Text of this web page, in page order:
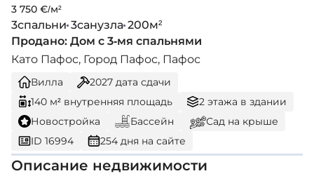
3 750 €/м²
3спальни 3санузла 200м²
Продано: Дом с 3-мя спальнями
Като Пафос, Город Пафос, Пафос
Вилла 2027 дата сдачи
140 м² внутренняя площадь
2 этажа в здании
Новостройка
Бассейн
Сад на крыше
ID 16994
254 дня на сайте
Описание недвижимости